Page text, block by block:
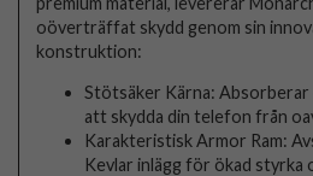
oöverträffat skydd genom sin
konstruktion:
Stötsäker Kärna:
att skydda din telefon från
Karakteristisk Armor Ram:
Kevlar inlägg för ökad